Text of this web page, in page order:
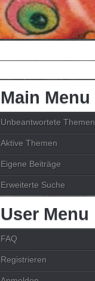
Main Menu
Unbeantwortete Themen
Aktive Themen
Eigene Beiträge
Erweiterte Suche
User Menu
FAQ
Registrieren